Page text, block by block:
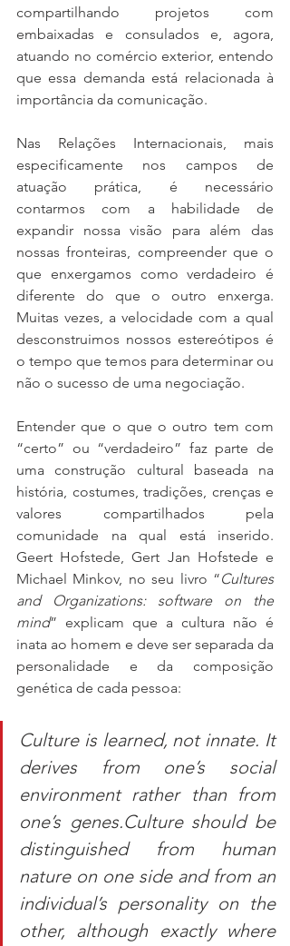
compartilhando projetos com
embaixadas e consulados e, agora,
atuando no comércio exterior, entendo
que essa demanda está relacionada à
importância da comunicação.
Nas Relações Internacionais, mais
especificamente nos campos de
atuação prática, é necessário
contarmos com a habilidade de
expandir nossa visão para além das
nossas fronteiras, compreender que o
que enxergamos como verdadeiro é
diferente do que o outro enxerga.
Muitas vezes, a velocidade com a qual
desconstruimos nossos estereótipos é
o tempo que temos para determinar ou
não o sucesso de uma negociação.
Entender que o que o outro tem com
“certo” ou “verdadeiro” faz parte de
uma construção cultural baseada na
história, costumes, tradições, crenças e
valores compartilhados pela
comunidade na qual está inserido.
Geert Hofstede, Gert Jan Hofstede e
Michael Minkov, no seu livro “Cultures
and Organizations: software on the
mind” explicam que a cultura não é
inata ao homem e deve ser separada da
personalidade e da composição
genética de cada pessoa:
Culture is learned, not innate. It
derives from one’s social
environment rather than from
one’s genes.Culture should be
distinguished from human
nature on one side and from an
individual’s personality on the
other, although exactly where